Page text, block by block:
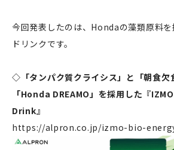
今回発表したのは、Hondaの藻類原料
ドリンクです。
◇「タンパク質クライシス」と「朝食欠
「Honda DREAMO」を採用した『
Drink』
https://alpron.co.jp/izmo-bio-